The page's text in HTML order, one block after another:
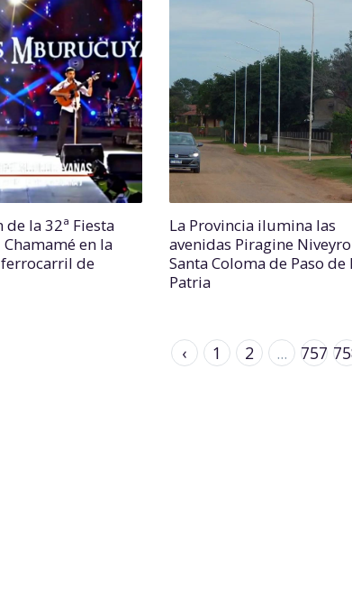
de la 32ª Fiesta
en la
de
La Provincia ilumina las
avenidas Piragine
Santa Coloma de Paso de
Patria
‹ 1 2 ... 757